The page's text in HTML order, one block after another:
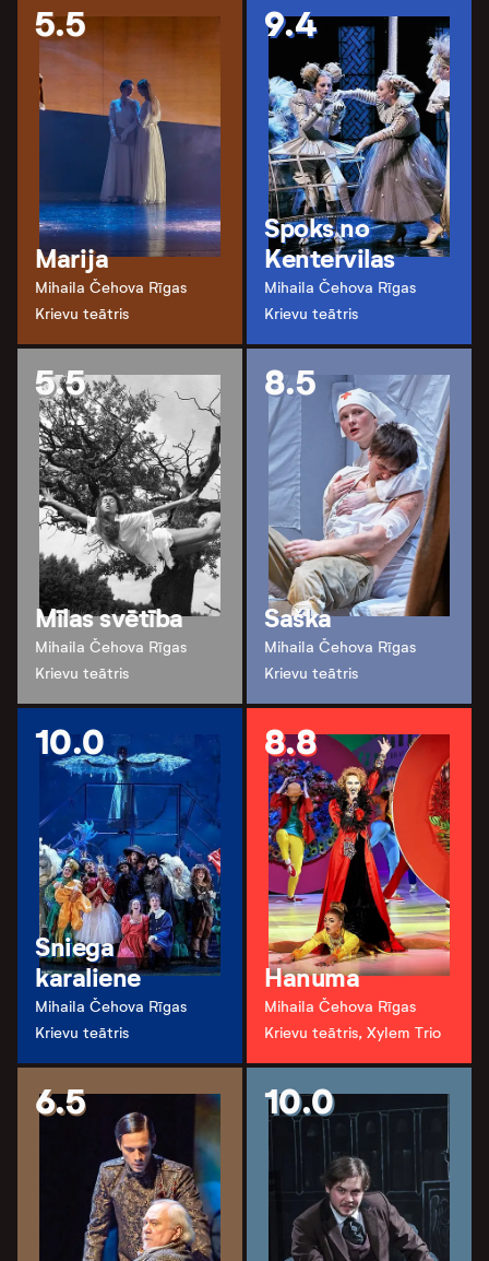
5.5
Marija
Mihaila Čehova Rīgas
Krievu teātris
9.4
Spoks no
Kentervilas
Mihaila Čehova Rīgas
Krievu teātris
5.5
Mīlas svētība
Mihaila Čehova Rīgas
Krievu teātris
8.5
Saška
Mihaila Čehova Rīgas
Krievu teātris
10.0
Sniega
karaliene
Mihaila Čehova Rīgas
Krievu teātris
8.8
Hanuma
Mihaila Čehova Rīgas
Krievu teātris, Xylem Trio
6.5 10.0